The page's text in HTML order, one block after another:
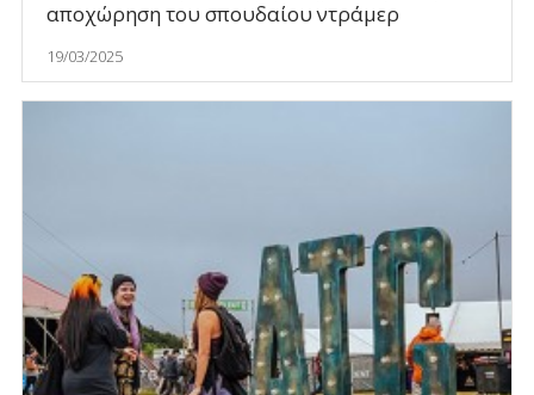
αποχώρηση του σπουδαίου ντράμερ
19/03/2025